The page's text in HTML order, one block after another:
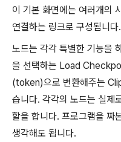
이 기본 화면에는 여러개의
연결하는 링크로 구성됩니다.
노드는 각각 특별한 기능을
을 선택하는 Load
(token)으로 변환해주는
습니다. 각각의 노드는 실제
할을 합니다. 프로그램을 짜
생각해도 됩니다.